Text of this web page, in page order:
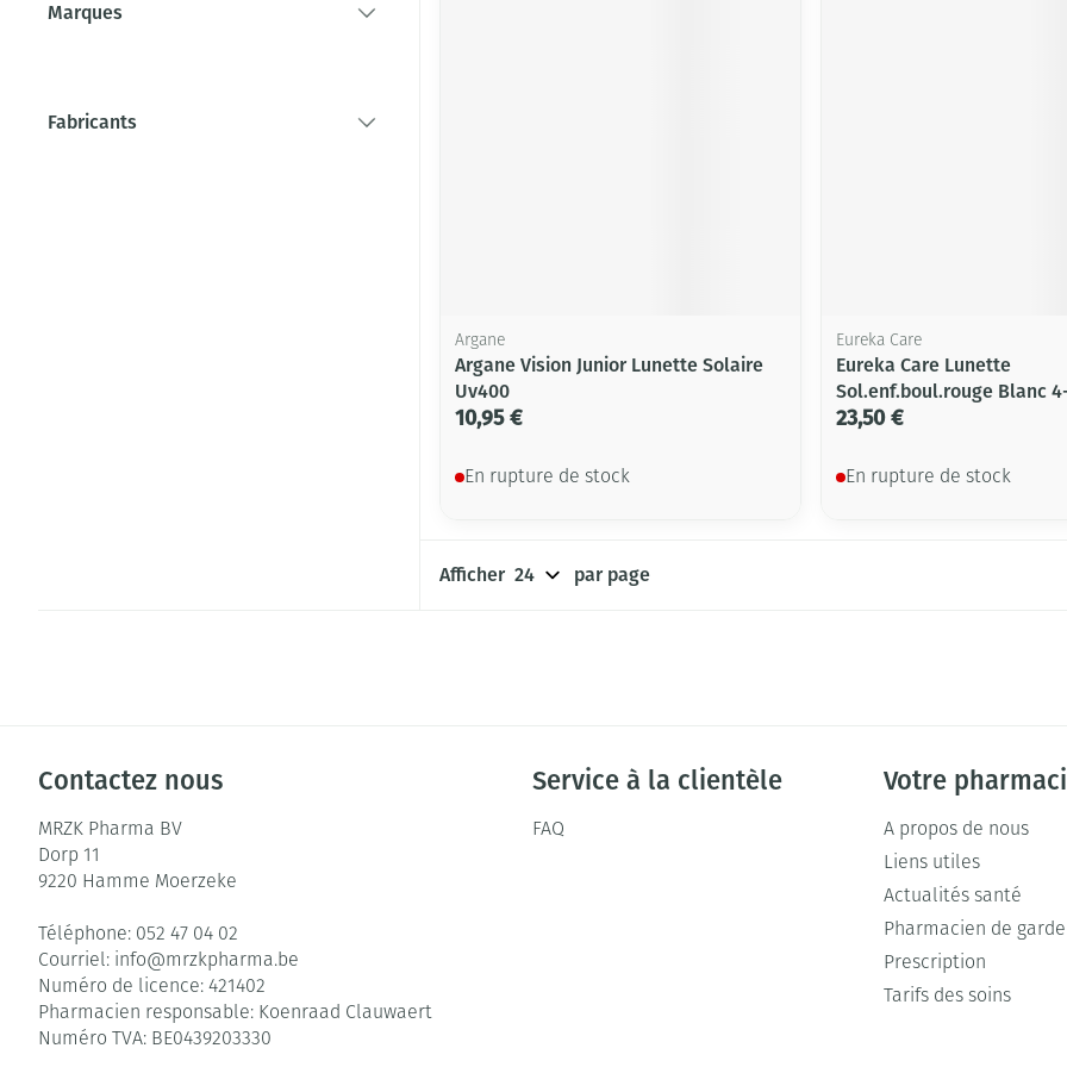
Marques
Fabricants
Argane
Argane Vision Junior Lunette Solaire
Uv400
10,95 €
En rupture de stock
Eureka Care
Eureka Care Lunette
Sol.enf.boul.rouge Blanc
23,50 €
En rupture de stock
Afficher par page
Contactez nous
MRZK Pharma BV
Dorp 11
9220 Hamme Moerzeke
Téléphone: 052 47 04 02
Courriel: info@mrzkpharma.be
Numéro de licence: 421402
Pharmacien responsable: Koenraad Clauwaert
Numéro TVA: BE0439203330
Service à la clientèle
FAQ
Votre
A propos de nous
Liens utiles
Actualités santé
Pharmacien de garde
Prescription
Tarifs des soins